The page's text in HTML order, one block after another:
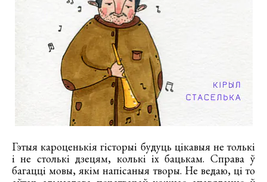
Гэтыя кароценькія гісторыі будуць цікавыя не толькі
і не столькі дзецям, колькі іх бацькам. Справа ў
багацці мовы, якім напісаныя творы. Не ведаю, ці то